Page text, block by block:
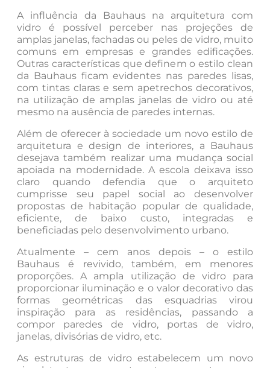
A influência da Bauhaus na arquitetura com
vidro é possível perceber nas projeções de
amplas janelas, fachadas ou peles de vidro, muito
comuns em empresas e grandes edificações.
Outras características que definem o estilo clean
da Bauhaus ficam evidentes nas paredes lisas,
com tintas claras e sem apetrechos decorativos,
na utilização de amplas janelas de vidro ou até
mesmo na ausência de paredes internas.
Além de oferecer à sociedade um novo estilo de
arquitetura e design de interiores, a Bauhaus
desejava também realizar uma mudança social
apoiada na modernidade. A escola deixava isso
claro quando defendia que o arquiteto
cumprisse seu papel social ao desenvolver
propostas de habitação popular de qualidade,
eficiente, de baixo custo, integradas e
beneficiadas pelo desenvolvimento urbano.
Atualmente – cem anos depois – o estilo
Bauhaus é revivido, também, em menores
proporções. A ampla utilização de vidro para
proporcionar iluminação e o valor decorativo das
formas geométricas das esquadrias virou
inspiração para as residências, passando a
compor paredes de vidro, portas de vidro,
janelas, divisórias de vidro, etc.
As estruturas de vidro estabelecem um novo